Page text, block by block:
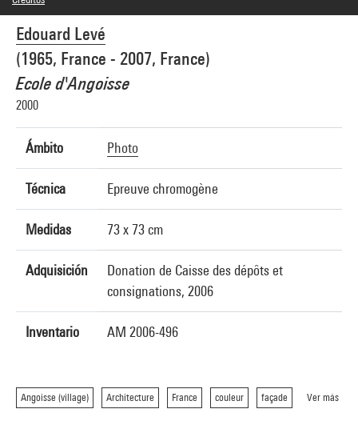
Edouard Levé
(1965, France - 2007, France)
Ecole d'Angoisse
2000
Ámbito Photo
Técnica Epreuve chromogène
Medidas 73 x 73 cm
Adquisición
Donation de Caisse des dépôts et
consignations, 2006
Inventario AM 2006-496
Angoisse (village) Architecture France couleur façade Ver más
© Alexandre Levé
Créditos fotográficos : Centre Pompidou, MNAM-CCI/Jean-Claude Planchet/Dist.
GrandPalaisRmn
Referencia de la imagen : 4N04002
Difusión de la imagen :GrandPalaisRmnPhoto